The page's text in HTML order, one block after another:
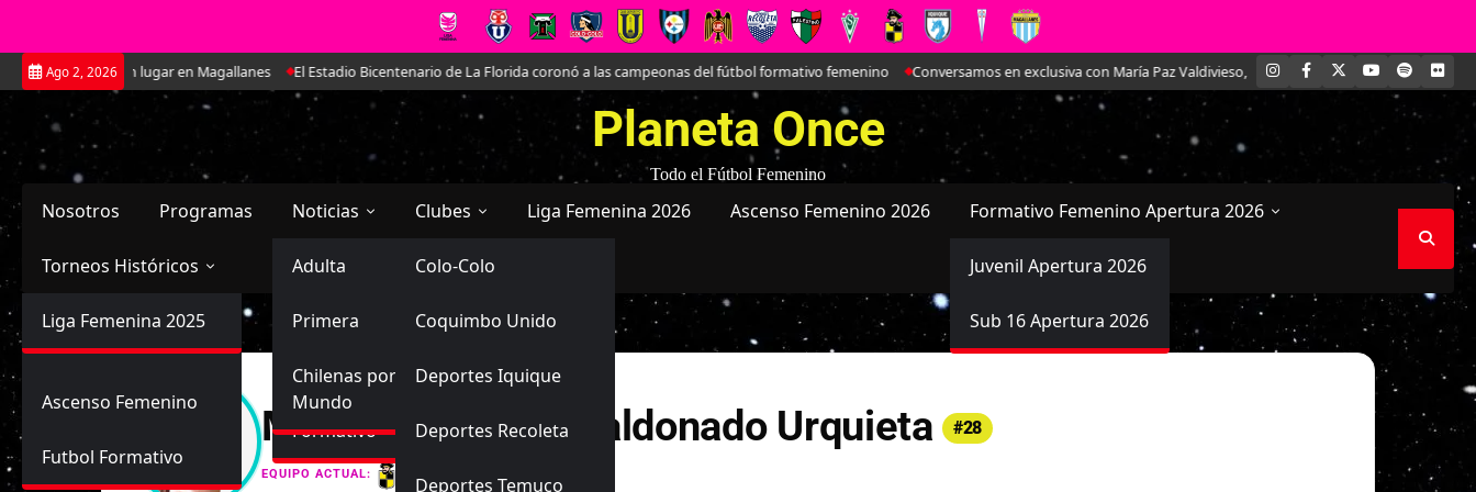
Saltar
al
contenido
Ago 2, 2026
ido ganando un lugar en Magallanes El Estadio Bicentenario de La Florida coronó a las campeonas del fútbol formativo femenino Conversamos en exclusiva con María Paz Valdivieso, la joven defensa acerera
INSTAGRAM
FACEBOOK YOUTUBE
SPOTIFY
Planeta Once
Todo el Fútbol Femenino
Nosotros Programas Noticias
Selección Chilena
Adulta
Sub-20
Sub-17
Futbol Nacional
Primera
Ascenso
Formativo
Futbol Internacional
Chilenas por el
Mundo
Clubes
Primera
Colo-Colo
Coquimbo Unido
Deportes Iquique
Deportes Recoleta
Deportes Temuco
Ascenso
Liga Femenina 2026 Ascenso Femenino 2026 Formativo Femenino Apertura 2026
Juvenil Apertura 2026
Sub 16 Apertura 2026
Torneos Históricos
Primera División
Femenina
Liga Femenina 2025
Ascenso Femenino
Futbol Formativo
Martina Antonia Maldonado Urquieta #28
EQUIPO ACTUAL: Coquimbo Unido